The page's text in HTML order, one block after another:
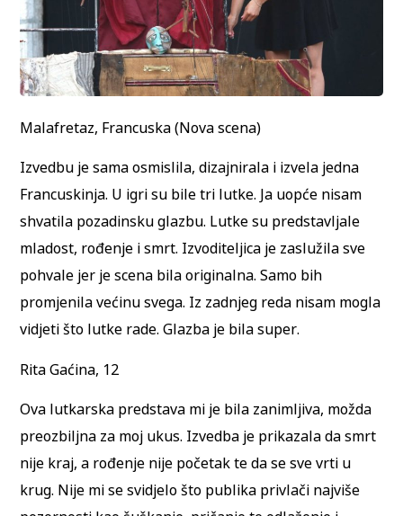
Malafretaz, Francuska (Nova scena)
Izvedbu je sama osmislila, dizajnirala i izvela jedna
Francuskinja. U igri su bile tri lutke. Ja uopće nisam
shvatila pozadinsku glazbu. Lutke su predstavljale
mladost, rođenje i smrt. Izvoditeljica je zaslužila sve
pohvale jer je scena bila originalna. Samo bih
promjenila većinu svega. Iz zadnjeg reda nisam mogla
vidjeti što lutke rade. Glazba je bila super.
Rita Gaćina, 12
Ova lutkarska predstava mi je bila zanimljiva, možda
preozbiljna za moj ukus. Izvedba je prikazala da smrt
nije kraj, a rođenje nije početak te da se sve vrti u
krug. Nije mi se svidjelo što publika privlači najviše